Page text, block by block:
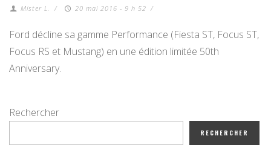
Mister L. / 20 mai 2016 - 9 h 52 /
Ford décline sa gamme Performance (Fiesta ST, Focus ST,
Focus RS et Mustang) en une édition limitée 50th
Anniversary.
Rechercher
RECHERCHER